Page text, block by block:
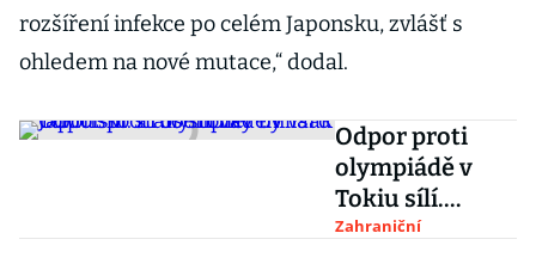
rozšíření infekce po celém Japonsku, zvlášť s
ohledem na nové mutace,“ dodal.
Odpor proti
olympiádě v
Tokiu sílí.
Zrušení her by
Zahraniční